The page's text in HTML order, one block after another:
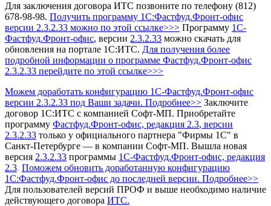
Для заключения договора ИТС позвоните по телефону (812)
678-98-98. Получить программу 1С:Фастфуд.Фронт-офис
версии 2.3.2.33 можно по этой ссылке>>> Программу 1С-
Фастфуд.Фронт-офис, версии 2.3.2.33 можно скачать для
обновления на портале 1С:ИТС. Для получения более
подробной информации о программе Фастфуд.Фронт-офис
2.3.2.33 перейдите по этой ссылке>>>
Можем доработать конфигурацию 1С-Фастфуд.Фронт-офис
версии 2.3.2.33 под Ваши задачи. Подробнее>> Заключите
договор 1С:ИТС с компанией Софт-МП. Приобретайте
программу Фастфуд.Фронт-офис, редакция 2.3, версии
2.3.2.33 только у официального партнера "Фирмы 1С" в
Санкт-Петербурге — в компании Софт-МП. Вышла новая
версия 2.3.2.33 программы 1С-Фастфуд.Фронт-офис, редакция
2.3. Поможем обновить доработанную конфигурацию
1С:Фастфуд.Фронт-офис до последней версии. Подробнее>>
Для пользователей версий ПРОФ и выше необходимо наличие
действующего договора ИТС.